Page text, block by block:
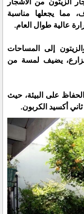
مما يجعلها مناسبة
عالية طوال العام.
إلى المساحات
يضيف لمسة من
على البيئة، حيث
أكسيد الكربون.